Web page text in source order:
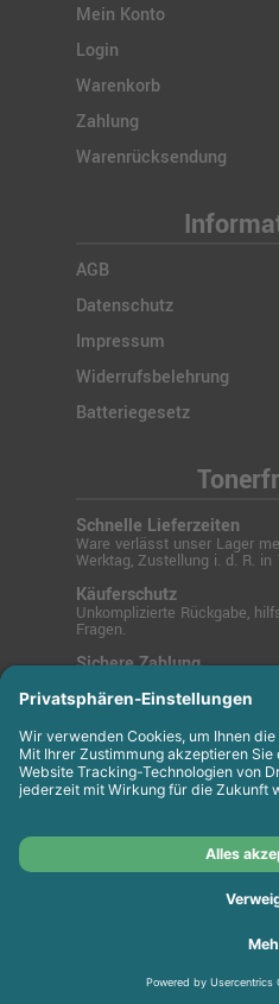
Mein Konto
Login
Warenkorb
Zahlung
Warenrücksendung
AGB
Datenschutz
Impressum
Widerrufsbelehrung
Batteriegesetz
Schnelle Lieferzeiten
Ware verlässt unser Lager
Werktag, Zustellung i. d. R. in
Käuferschutz
Unkomplizierte Rückgabe,
Fragen.
Sichere Zahlung
oder Rechnung.
© 2025 Tonerfrosch.de -
für Büro